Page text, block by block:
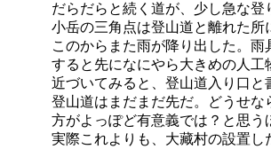
だらだらと続く道が、少し急な
小岳の三角点は登山道と離れた
このからまた雨が降り出した。
すると先になにやら大きめの人工
近づいてみると、登山道入り口
登山道はまだまだ先だ。どうせ
方がよっぽど有意義では？と思
実際これよりも、大藏村の設置